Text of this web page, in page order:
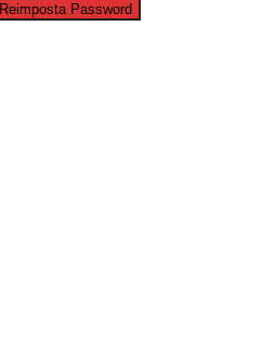
Reimposta Password